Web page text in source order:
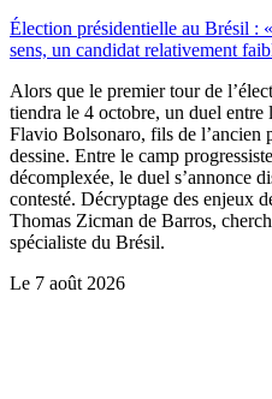
Élection présidentielle au Brésil :
sens, un candidat relativement
Alors que le premier tour de
tiendra le 4 octobre, un duel entre
Flavio Bolsonaro, fils de l’ancien
dessine. Entre le camp
décomplexée, le duel s’annonce
contesté. Décryptage des enjeux
Thomas Zicman de Barros,
spécialiste du Brésil.
Le 7 août 2026